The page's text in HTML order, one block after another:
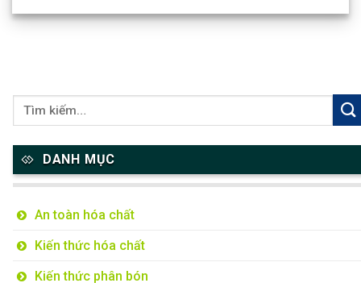
DANH MỤC
An toàn hóa chất
Kiến thức hóa chất
Kiến thức phân bón